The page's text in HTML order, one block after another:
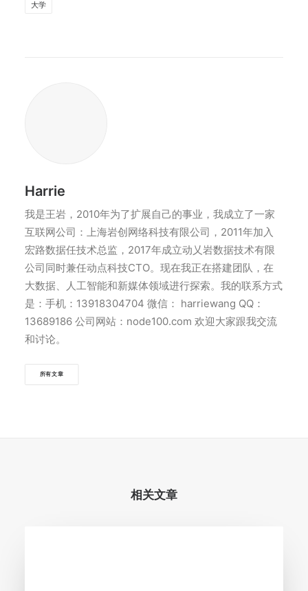
大学
Harrie
我是王岩，2010年为了扩展自己的事业，我成立了一家
互联网公司：上海岩创网络科技有限公司，2011年加入
宏路数据任技术总监，2017年成立动乂岩数据技术有限
公司同时兼任动点科技CTO。现在我正在搭建团队，在
大数据、人工智能和新媒体领域进行探索。我的联系方式
是：手机：13918304704 微信： harriewang QQ：
13689186 公司网站：node100.com 欢迎大家跟我交流
和讨论。
所有文章
相关文章